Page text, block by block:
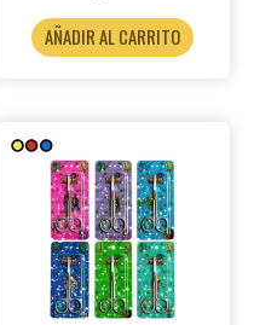
AÑADIR AL CARRITO